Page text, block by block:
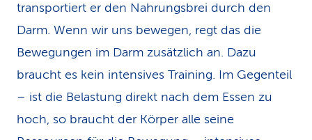
transportiert er den Nahrungsbrei durch den
Darm. Wenn wir uns bewegen, regt das die
Bewegungen im Darm zusätzlich an. Dazu
braucht es kein intensives Training. Im Gegenteil
– ist die Belastung direkt nach dem Essen zu
hoch, so braucht der Körper alle seine